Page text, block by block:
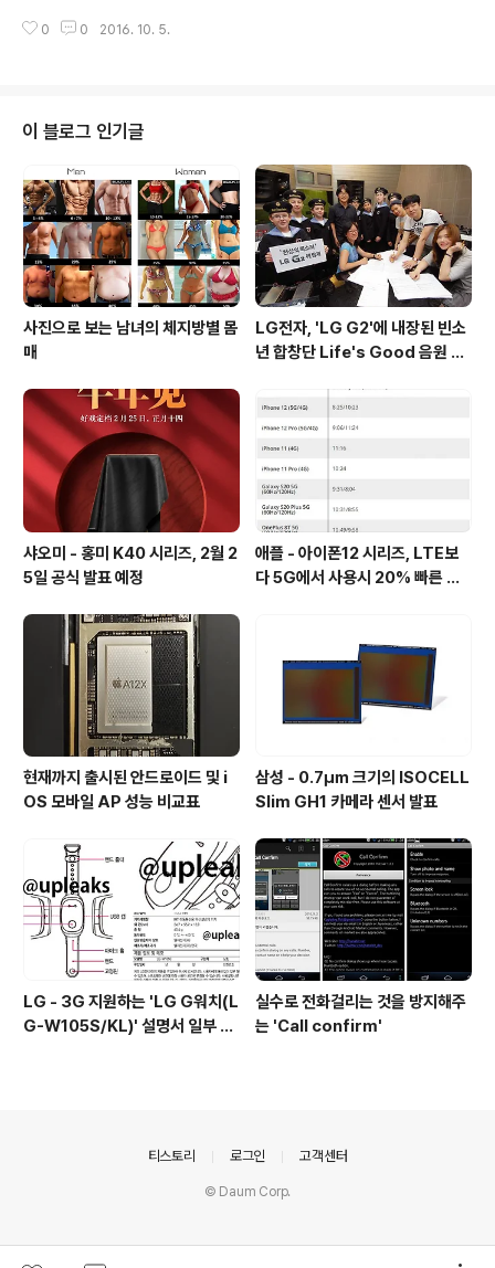
지가 많은 환경 및 익스트림한 환경에서 사용하기에는 무..
드로이드 7.1은 구글의 모바일 VR 플랫폼인 '데이드림(Da
수행할 수 있는 구글 어시스턴트(Google Google Assi
stant)와 새로운 픽셀 런처를 지원하는 것이 특징이며, 기
존에 누가 업데이트를 지원한 넥서스 5X / 넥서스 6P / 픽
셀C에 지원될 것으로 예상되고 있습니다. 다만, 넥서스 시
리즈에 제공되는 안드로이드 7.1은 픽셀 / 픽셀 X..
0 0 2016. 10. 5.
이 블로그 인기글
사진으로 보는 남녀의 체지방별 몸
매
LG전자, 'LG G2'에 내장된 빈소
년 합창단 Life's Good 음원 공
샤오미 - 홍미 K40 시리즈, 2월 2
5일 공식 발표 예정
애플 - 아이폰12 시리즈, LTE보
다 5G에서 사용시 20% 빠른 배
현재까지 출시된 안드로이드 및 i
OS 모바일 AP 성능 비교표
삼성 - 0.7㎛ 크기의 ISOCELL
Slim GH1 카메라 센서 발표
LG - 3G 지원하는 'LG G워치(L
G-W105S/KL)' 설명서 일부 유
실수로 전화걸리는 것을 방지해주
는 'Call confirm'
티스토리 로그인 고객센터
© Daum Corp.